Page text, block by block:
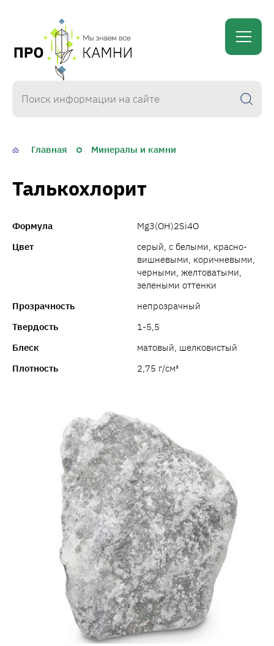
proKamni
Главная Минералы и камни
Талькохлорит
Формула
Mg3(OH)2Si4O
Цвет
серый, с белыми, красно-
вишневыми, коричневыми,
черными, желтоватыми,
зелеными оттенки
Прозрачность
непрозрачный
Твердость
1-5,5
Блеск
матовый, шелковистый
Плотность
2,75 г/см³